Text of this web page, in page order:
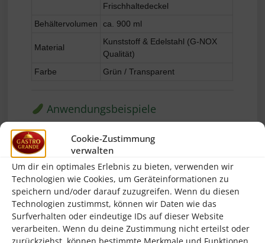
Cookie-Zustimmung
verwalten
Um dir ein optimales Erlebnis zu bieten, verwenden wir
Technologien wie Cookies, um Geräteinformationen zu
speichern und/oder darauf zuzugreifen. Wenn du diesen
Technologien zustimmst, können wir Daten wie das
Surfverhalten oder eindeutige IDs auf dieser Website
verarbeiten. Wenn du deine Zustimmung nicht erteilst oder
Frischhaltedeckel
Behältervolumen
ca. 900 ml
Material
Kunststoff & Edelstahl (G-NOX
Qualität)
Farbe
Grün / Transparent
Anwendungsbeispiele
Zucchini-Nudeln (Zoodles) – perfekte
Low-Carb-Pasta-Alternative
Dekorative Garnierungen für Salate und
Buffets
Gesunde Gemüsespaghetti für
Kindergerichte
Rohkost- und Obstspiralen für kreative
Küche